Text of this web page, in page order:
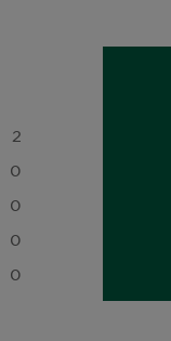
2
0
0
0
0